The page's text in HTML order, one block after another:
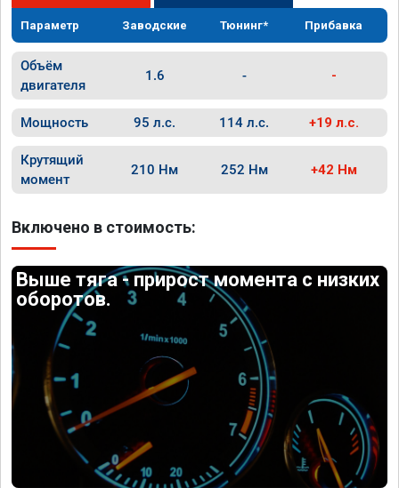
Параметр Заводские Тюнинг* Прибавка
Объём
двигателя
1.6 - -
Мощность 95 л.с. 114 л.с. +19 л.с.
Крутящий
момент
210 Нм 252 Нм +42 Нм
Включено в стоимость:
Выше тяга - прирост момента с низких
оборотов.